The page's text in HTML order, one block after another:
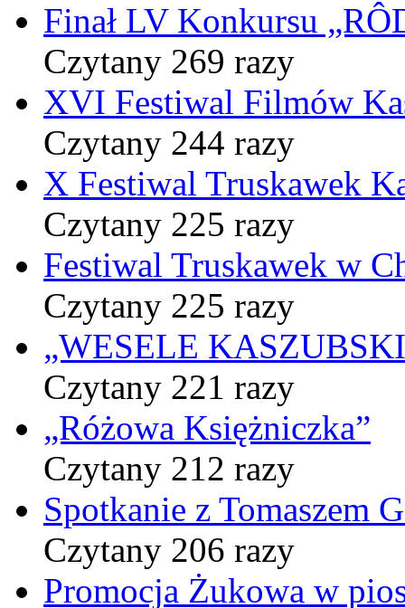
Finał LV Konkursu
Czytany 269 razy
XVI Festiwal Filmów
Czytany 244 razy
X Festiwal Truskawek
Czytany 225 razy
Festiwal Truskawek w
Czytany 225 razy
„WESELE
Czytany 221 razy
„Różowa Księżniczka”
Czytany 212 razy
Spotkanie z Tomaszem
Czytany 206 razy
Promocja Żukowa w